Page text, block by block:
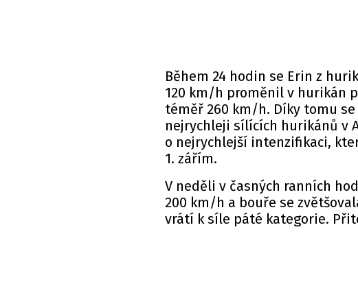
Během 24 hodin se Erin z
120 km/h proměnil v hurikán
téměř 260 km/h. Díky tomu
nejrychleji sílících hurikánů v
o nejrychlejší intenzifikaci,
1. zářím.
V neděli v časných ranních
200 km/h a bouře se
vrátí k síle páté kategorie.